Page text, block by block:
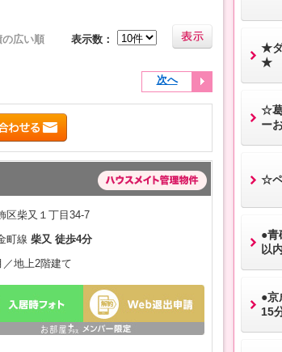
の広い順 表示数：
次へ
区柴又１丁目34-7
町線 柴又 徒歩4分
／地上2階建て
★ダ
★
☆葛
ー
☆
●青
以
●京
15